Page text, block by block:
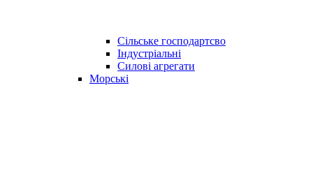
Сільське господартсво
Індустріальні
Силові агрегати
Морські